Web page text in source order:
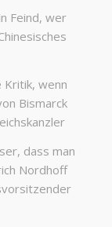
Feind, wer
Kritik, wenn
Bismarck
dass man
Nordhoff